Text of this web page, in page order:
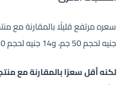
جنيه لحجم 50 جم، و14 جنيه لحجم 120 جم.
لكنه أقل سعرًا بالمقارنة مع